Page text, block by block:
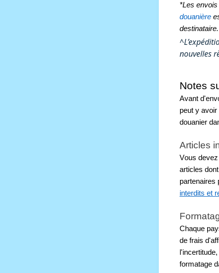
*Les
douanière
destinataire.
nouvelles
Notes
Avant
peut y
douanier
Articles
Vous
articles
partenaires
interdits et
Chaque
de frais
formatage